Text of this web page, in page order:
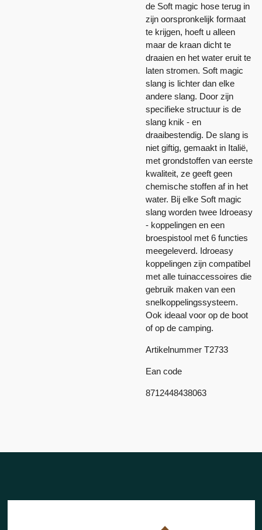
de Soft magic hose terug in
zijn oorspronkelijk formaat
te krijgen, hoeft u alleen
maar de kraan dicht te
draaien en het water eruit te
laten stromen. Soft magic
slang is lichter dan elke
andere slang. Door zijn
specifieke structuur is de
slang knik - en
draaibestendig. De slang is
niet giftig, gemaakt in Italië,
met grondstoffen van eerste
kwaliteit, ze geeft geen
chemische stoffen af in het
water. Bij elke Soft magic
slang worden twee Idroeasy
- koppelingen en een
broespistool met 6 functies
meegeleverd. Idroeasy
koppelingen zijn compatibel
met alle tuinaccessoires die
gebruik maken van een
snelkoppelingssysteem.
Ook ideaal voor op de boot
of op de camping.
Artikelnummer T2733
Ean code
8712448438063